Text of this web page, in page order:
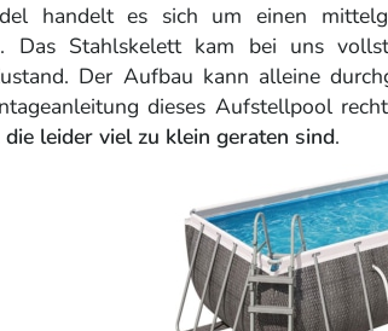
handelt es sich um einen
Das Stahlskelett kam bei uns
Der Aufbau kann alleine
dieses Aufstellpool
leider viel zu klein geraten sind.